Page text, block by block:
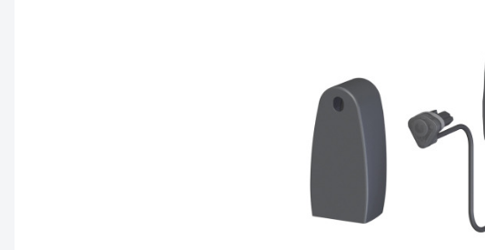
Contacteindstuk met plug